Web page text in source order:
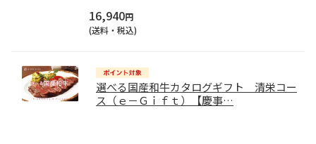
16,940円
(送料・税込)
選べる国産和牛カタログギフト 清栄コー
ス（ｅ－Ｇｉｆｔ）【慶事…